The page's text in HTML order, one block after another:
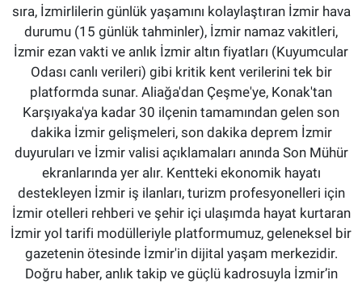
sıra, İzmirlilerin günlük yaşamını kolaylaştıran İzmir hava
durumu (15 günlük tahminler), İzmir namaz vakitleri,
İzmir ezan vakti ve anlık İzmir altın fiyatları (Kuyumcular
Odası canlı verileri) gibi kritik kent verilerini tek bir
platformda sunar. Aliağa'dan Çeşme'ye, Konak'tan
Karşıyaka'ya kadar 30 ilçenin tamamından gelen son
dakika İzmir gelişmeleri, son dakika deprem İzmir
duyuruları ve İzmir valisi açıklamaları anında Son Mühür
ekranlarında yer alır. Kentteki ekonomik hayatı
destekleyen İzmir iş ilanları, turizm profesyonelleri için
İzmir otelleri rehberi ve şehir içi ulaşımda hayat kurtaran
İzmir yol tarifi modülleriyle platformumuz, geleneksel bir
gazetenin ötesinde İzmir'in dijital yaşam merkezidir.
Doğru haber, anlık takip ve güçlü kadrosuyla İzmir’in